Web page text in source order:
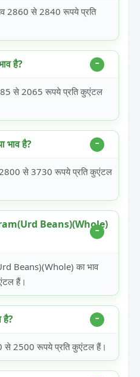
2860 से 2840 रूपये प्रति
है?
से 2065 रूपये प्रति कुएंटल
भाव है?
2800 से 3730 रूपये प्रति कुएंटल
Beans)(Whole)
Beans)(Whole) का भाव
हैं।
है?
से 2500 रूपये प्रति कुएंटल हैं।